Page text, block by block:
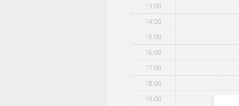
13:00
14:00
15:00
16:00
17:00
18:00
19:00